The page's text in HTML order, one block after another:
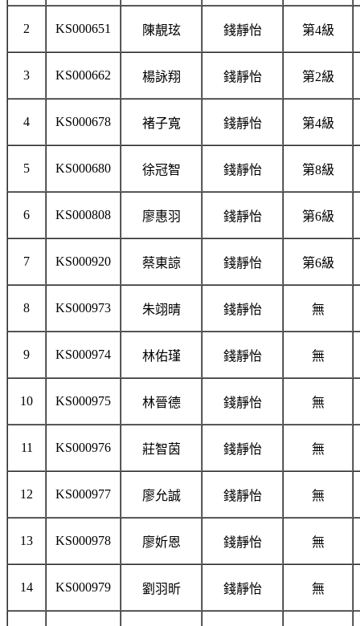
2 KS000651 陳靚玹 錢靜怡 第4級
3 KS000662 楊詠翔 錢靜怡 第2級
4 KS000678 褚子寬 錢靜怡 第4級
5 KS000680 徐冠智 錢靜怡 第8級
6 KS000808 廖惠羽 錢靜怡 第6級
7 KS000920 蔡東諒 錢靜怡 第6級
8 KS000973 朱翊晴 錢靜怡 無
9 KS000974 林佑瑾 錢靜怡 無
10 KS000975 林晉德 錢靜怡 無
11 KS000976 莊智茵 錢靜怡 無
12 KS000977 廖允誠 錢靜怡 無
13 KS000978 廖妡恩 錢靜怡 無
14 KS000979 劉羽昕 錢靜怡 無